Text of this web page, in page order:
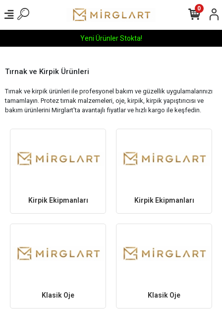
İÇ Giyim Kategori Ürünlerimiz
0
Tırnak ve Kirpik Ürünleri
Tırnak ve kirpik ürünleri ile profesyonel bakım ve güzellik uygulamalarınızı
tamamlayın. Protez tırnak malzemeleri, oje, kirpik, kirpik yapıştırıcısı ve
bakım ürünlerini Mirglart'ta avantajlı fiyatlar ve hızlı kargo ile keşfedin.
Kirpik Ekipmanları Kirpik Ekipmanları
Klasik Oje Klasik Oje